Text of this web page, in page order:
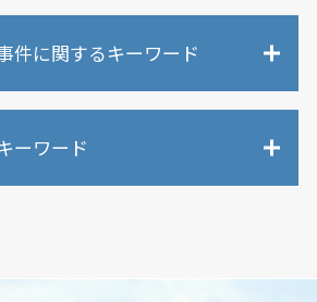
求
談
労働
弁護士
成立
件に関するキーワード
駐車場
メリット
ーワード